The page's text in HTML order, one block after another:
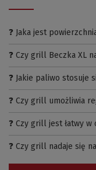
❓ Jaka jest
❓ Czy grill Beczka XL
❓ Jakie paliwo stosuje
❓ Czy grill umożliwia
❓ Czy grill jest łatwy w
❓ Czy grill nadaje się